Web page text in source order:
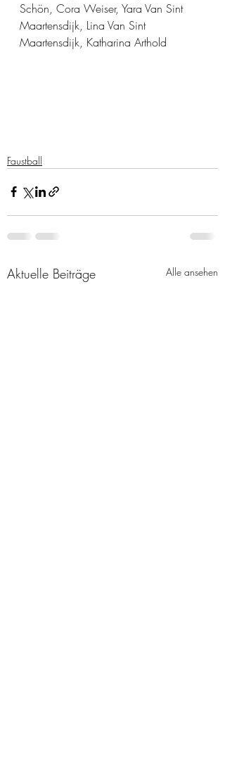
Schön, Cora Weiser, Yara Van Sint
Maartensdijk, Lina Van Sint
Maartensdijk, Katharina Arthold
Faustball
Aktuelle Beiträge Alle ansehen